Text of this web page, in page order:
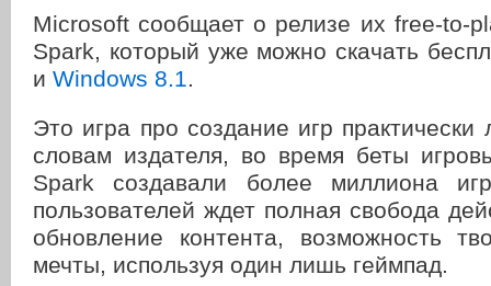
Microsoft сообщает о релизе их free-to-
Spark, который уже можно скачать
и Windows 8.1.
Это игра про создание игр
словам издателя, во время беты
Spark создавали более миллиона
пользователей ждет полная свобода
обновление контента, возможность
мечты, используя один лишь геймпад.